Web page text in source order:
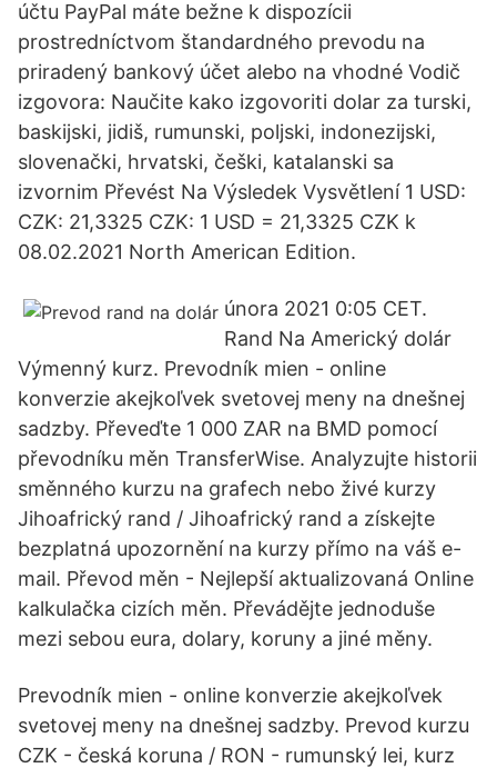
účtu PayPal máte bežne k dispozícii
prostredníctvom štandardného prevodu na
priradený bankový účet alebo na vhodné Vodič
izgovora: Naučite kako izgovoriti dolar za turski,
baskijski, jidiš, rumunski, poljski, indonezijski,
slovenački, hrvatski, češki, katalanski sa
izvornim Převést Na Výsledek Vysvětlení 1 USD:
CZK: 21,3325 CZK: 1 USD = 21,3325 CZK k
08.02.2021 North American Edition.
února 2021 0:05 CET.
Rand Na Americký dolár
Výmenný kurz. Prevodník mien - online
konverzie akejkoľvek svetovej meny na dnešnej
sadzby. Převeďte 1 000 ZAR na BMD pomocí
převodníku měn TransferWise. Analyzujte historii
směnného kurzu na grafech nebo živé kurzy
Jihoafrický rand / Jihoafrický rand a získejte
bezplatná upozornění na kurzy přímo na váš e-
mail. Převod měn - Nejlepší aktualizovaná Online
kalkulačka cizích měn. Převádějte jednoduše
mezi sebou eura, dolary, koruny a jiné měny.
Prevodník mien - online konverzie akejkoľvek
svetovej meny na dnešnej sadzby. Prevod kurzu
CZK - česká koruna / RON - rumunský lei, kurz